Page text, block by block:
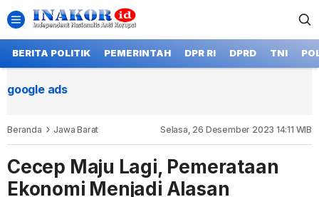
BERITA POLITIK PEMERINTAH DPR RI DPRD TNI
google ads
Beranda Jawa Barat Selasa, 26 Desember 2023 14:11 WIB
Cecep Maju Lagi, Pemerataan
Ekonomi Menjadi Alasan